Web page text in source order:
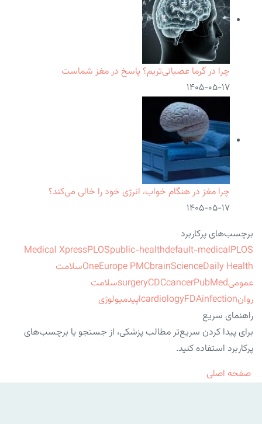
چرا در گرما عصبانی‌تریم؟ پاسخ در مغز شماست
۱۴۰۵-۰۵-۱۷
چرا مغز در هنگام خواب، انرژی خود را خالی می‌کند؟
۱۴۰۵-۰۵-۱۷
برچسب‌های پرکاربرد
Medical XpressPLOSpublic-healthdefault-medicalPLOS
OneEurope PMCbrainScienceDaily Health
سلامت
عمومی
surgeryCDCcancerPubMed
سلامت
روان
cardiologyFDAinfection
اپیدمیولوژی
راهنمای سریع
برای پیدا کردن سریع‌تر مطالب پزشکی، از جستجو یا برچسب‌های
پرکاربرد استفاده کنید.
صفحه اصلی